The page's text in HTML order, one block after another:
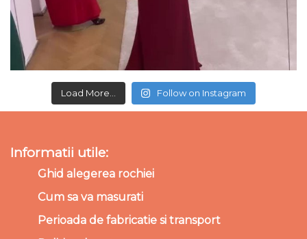
Load More... Follow on Instagram
Informatii utile:
Ghid alegerea rochiei
Cum sa va masurati
Perioada de fabricatie si transport